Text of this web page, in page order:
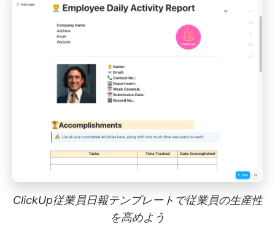
ClickUp従業員日報テンプレートで従業員の生産性
を高めよう